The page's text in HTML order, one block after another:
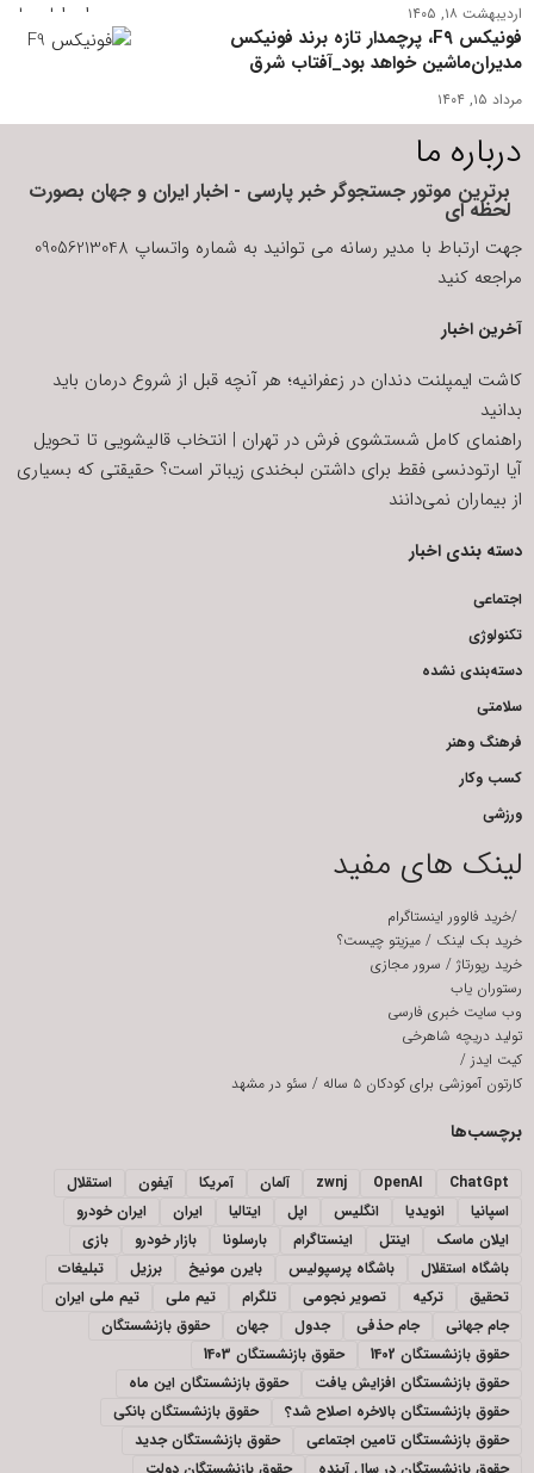
اردیبهشت ۱۸, ۱۴۰۵
فونیکس F۹، پرچمدار تازه برند فونیکس
مدیران‌ماشین خواهد بود_آفتاب شرق
مرداد ۱۵, ۱۴۰۴
درباره ما
برترین موتور جستجوگر خبر پارسی - اخبار ایران و جهان بصورت
لحظه ای
جهت ارتباط با مدیر رسانه می توانید به شماره واتساپ 09056213048
مراجعه کنید
آخرین اخبار
کاشت ایمپلنت دندان در زعفرانیه؛ هر آنچه قبل از شروع درمان باید
بدانید
راهنمای کامل شستشوی فرش در تهران | انتخاب قالیشویی تا تحویل
آیا ارتودنسی فقط برای داشتن لبخندی زیباتر است؟ حقیقتی که بسیاری
از بیماران نمی‌دانند
دسته بندی اخبار
اجتماعی
تکنولوژی
دسته‌بندی نشده
سلامتی
فرهنگ وهنر
کسب وکار
ورزشی
لینک های مفید
/خرید فالوور اینستاگرام
خرید بک لینک / میزیتو چیست؟
خرید رپورتاژ / سرور مجازی
رستوران یاب
وب سایت خبری فارسی
تولید دریچه شاهرخی
کیت ایدز /
کارتون آموزشی برای کودکان ۵ ساله
/ سئو در مشهد
برچسب‌ها
ChatGpt
OpenAI
zwnj آلمان آمریکا آیفون
استقلال
اسپانیا
انویدیا انگلیس اپل ایتالیا ایران
ایران خودرو
ایلان ماسک
اینتل اینستاگرام بارسلونا بازار خودرو
بازی
باشگاه استقلال
باشگاه پرسپولیس بایرن مونیخ برزیل
تبلیغات
تحقیق
ترکیه تصویر نجومی تلگرام تیم ملی
تیم ملی ایران
جام جهانی
جام حذفی جدول جهان
حقوق بازنشستگان
حقوق بازنشستگان 1402
حقوق بازنشستگان 1403
حقوق بازنشستگان افزایش یافت
حقوق بازنشستگان این ماه
حقوق بازنشستگان بالاخره اصلاح شد؟
حقوق بازنشستگان بانکی
حقوق بازنشستگان تامین اجتماعی
حقوق بازنشستگان جدید
حقوق بازنشستگان در سال آینده
حقوق بازنشستگان دولت